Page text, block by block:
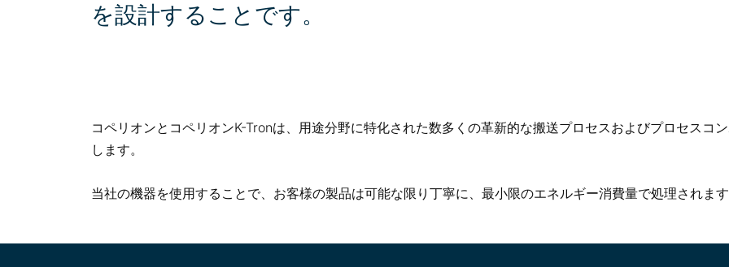
を設計することです。
コペリオンとコペリオンK-Tronは、用途分野に特化された数多くの革新的な搬送プロセスおよびプロセスコ
します。
当社の機器を使用することで、お客様の製品は可能な限り丁寧に、最小限のエネルギー消費量で処理されま